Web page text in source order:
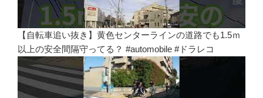
【自転車追い抜き】黄色センターラインの道路でも1.5ｍ
以上の安全間隔守ってる？ #automobile #ドラレコ